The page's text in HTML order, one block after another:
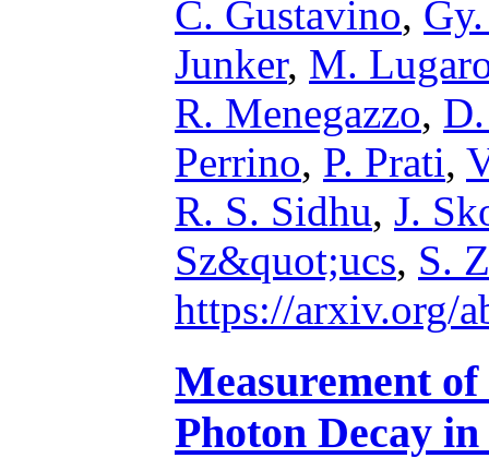
C. Gustavino,
Junker, M.
R. Menegazzo,
Perrino, P. Prati,
R. S. Sidhu, J.
Sz&quot;ucs, S.
https://arxiv.org/
Measurement
Photon Decay